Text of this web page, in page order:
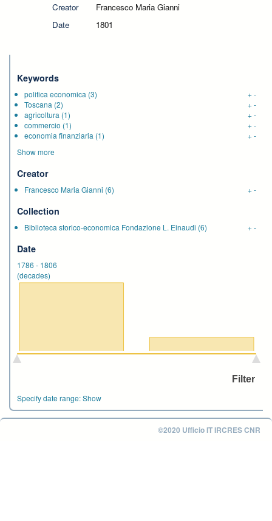
Creator
Francesco Maria Gianni
Date
1801
Keywords
politica economica (3) +-
Toscana (2) +-
agricoltura (1) +-
commercio (1) +-
economia finanziaria (1) +-
Show more
Creator
Francesco Maria Gianni (6) +-
Collection
Biblioteca storico-economica Fondazione L. Einaudi (6) +-
Date
1786 - 1806
(decades)
Specify date range:Show
©2020 Ufficio IT IRCRES CNR